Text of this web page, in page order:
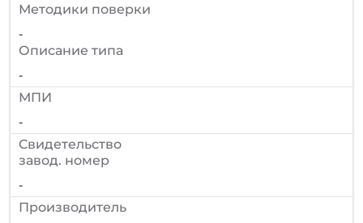
Методики поверки
-
Описание типа
-
МПИ
-
Cвидетельство
завод. номер
-
Производитель